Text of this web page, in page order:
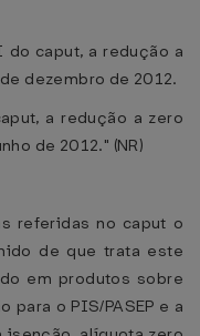
do caput, a redução a
dezembro de 2012.
a redução a zero
de 2012." (NR)
referidas no caput o
de que trata este
em produtos sobre
para o PIS/PASEP e a